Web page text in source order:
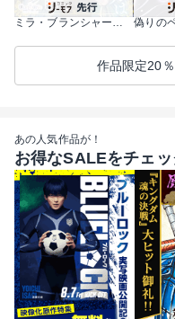
作品限定20
あの人気作品が！
お得なSALEをチェッ